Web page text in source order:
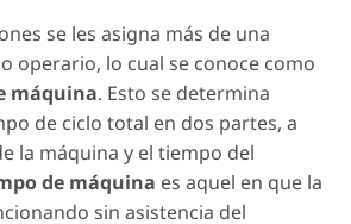
se les asigna más de una
operario, lo cual se conoce como
máquina. Esto se determina
de ciclo total en dos partes, a
la máquina y el tiempo del
de máquina es aquel en que la
sin asistencia del